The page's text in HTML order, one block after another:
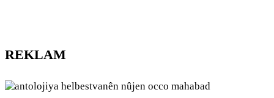
REKLAM